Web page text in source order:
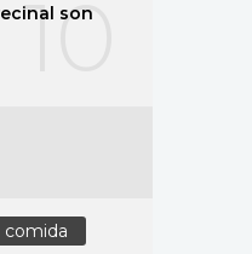
10
son
comida